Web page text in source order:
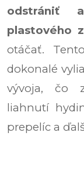
odstrániť
plastového
otáčať.
dokonalé
vývoja, čo
liahnutí
prepelíc a